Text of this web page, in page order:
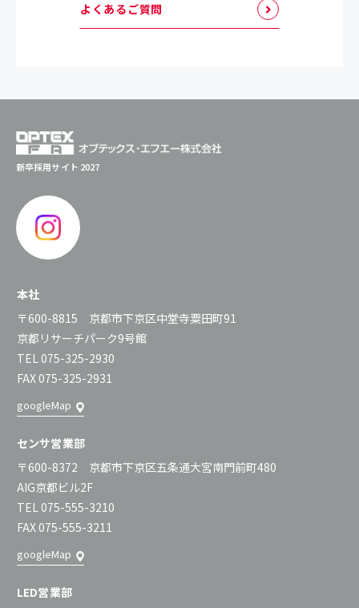
よくあるご質問
新卒採用サイト 2027
本社
〒600-8815 京都市下京区中堂寺粟田町91
京都リサーチパーク9号館
TEL 075-325-2930
FAX 075-325-2931
googleMap
センサ営業部
〒600-8372 京都市下京区五条通大宮南門前町480
AIG京都ビル2F
TEL 075-555-3210
FAX 075-555-3211
googleMap
LED営業部